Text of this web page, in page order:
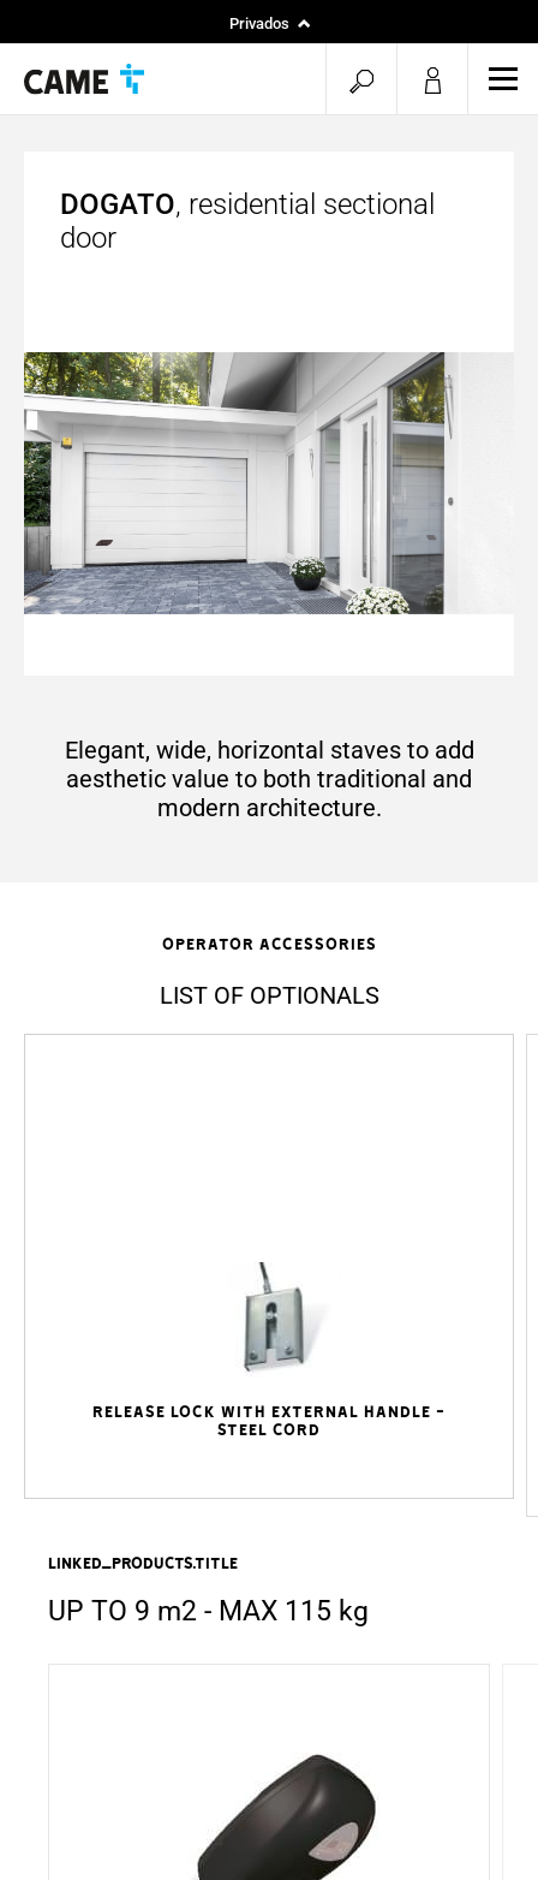
Privados
pesquisa
aberta
DOGATO, residential sectional
door
Elegant, wide, horizontal staves to add
aesthetic value to both traditional and
modern architecture.
Operator accessories
LIST OF OPTIONALS
Release lock with external handle -
steel cord
linked_products.title
UP TO 9 m2 - MAX 115 kg